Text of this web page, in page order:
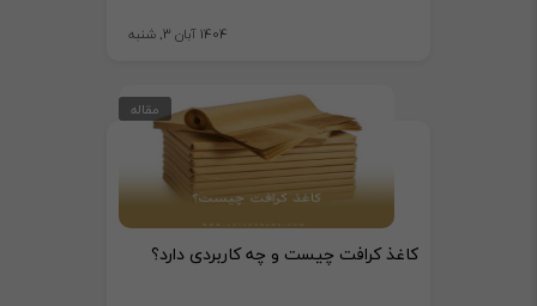
1404 آبان 3, شنبه
مقاله
کاغذ کرافت چیست و چه کاربردی دارد؟